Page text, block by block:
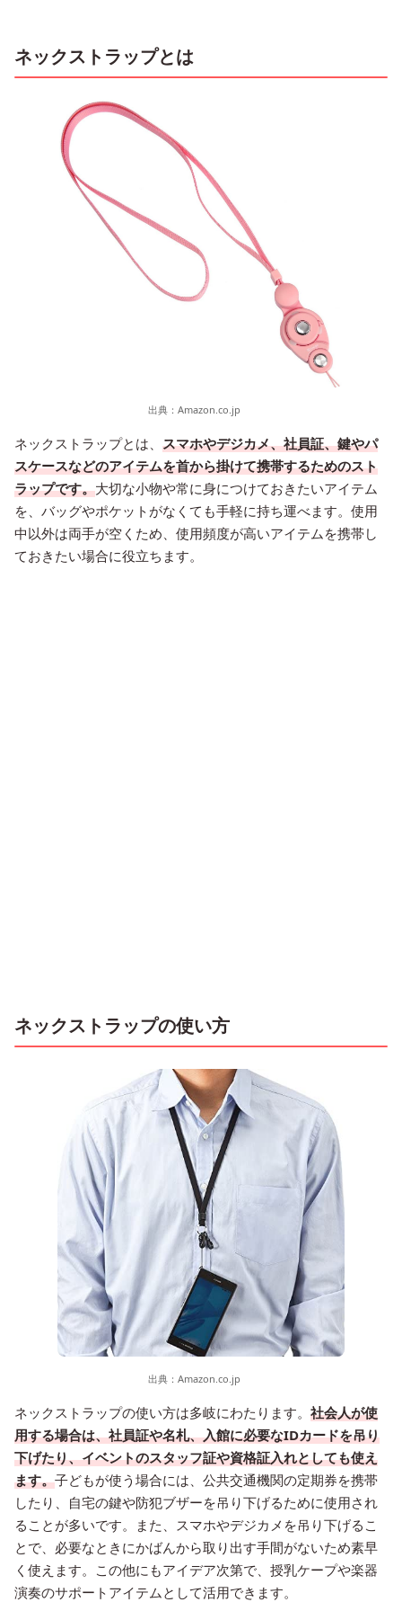
ネックストラップとは
出典： Amazon.co.jp
ネックストラップとは、 スマホやデジカメ、社員証、鍵やパ
スケースなどのアイテムを首から掛けて携帯するためのスト
ラップです。大切な小物や常に身につけておきたいアイテム
を、バッグやポケットがなくても手軽に持ち運べます。使用
中以外は両手が空くため、使用頻度が高いアイテムを携帯し
ておきたい場合に役立ちます。
ネックストラップの使い方
出典： Amazon.co.jp
ネックストラップの使い方は多岐にわたります。 社会人が使
用する場合は、社員証や名札、入館に必要なIDカードを吊り
下げたり、イベントのスタッフ証や資格証入れとしても使え
ます。子どもが使う場合には、公共交通機関の定期券を携帯
したり、自宅の鍵や防犯ブザーを吊り下げるために使用され
ることが多いです。また、スマホやデジカメを吊り下げるこ
とで、必要なときにかばんから取り出す手間がないため素早
く使えます。この他にもアイデア次第で、授乳ケープや楽器
演奏のサポートアイテムとして活用できます。